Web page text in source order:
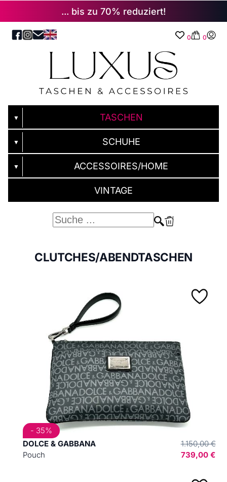
... bis zu 70% reduziert!
0 0
▼ TASCHEN
▼ SCHUHE
▼ ACCESSOIRES/HOME
VINTAGE
CLUTCHES/ABENDTASCHEN
DOLCE & GABBANA
Pouch
1.150,00 €
739,00 €
- 35%